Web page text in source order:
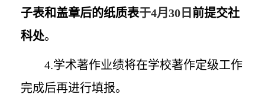
子表和盖章后的纸质表于4月 30 日 前提交社
科处。
4.学术著作业绩将在学校著作定级工作
完成后再进行填报。